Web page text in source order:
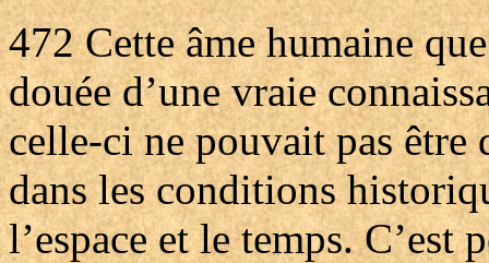
472 Cette âme humaine
douée d’une vraie
celle-ci ne pouvait pas
dans les conditions
l’espace et le temps.